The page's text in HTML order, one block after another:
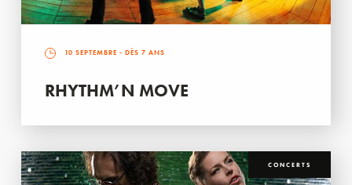
10 SEPTEMBRE - DÈS 7 ANS
RHYTHM’N MOVE
CONCERTS